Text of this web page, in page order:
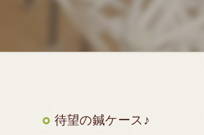
待望の鍼ケース♪